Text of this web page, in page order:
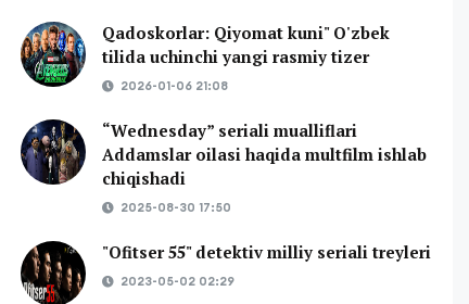
Qadoskorlar: Qiyomat kuni" O'zbek
tilida uchinchi yangi rasmiy tizer
2026-01-06 21:08
“Wednesday” seriali mualliflari
Addamslar oilasi haqida multfilm ishlab
chiqishadi
2025-08-30 17:50
"Ofitser 55" detektiv milliy seriali treyleri
2023-05-02 02:29